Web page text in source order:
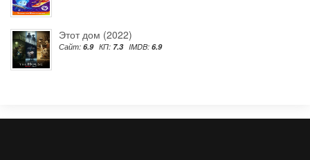
Этот дом (2022)
Сайт: 6.9 КП: 7.3 IMDB: 6.9